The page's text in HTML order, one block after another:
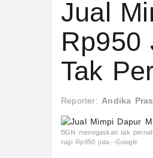
Jual
Rp950
Tak
Reporter:Andika
BGN menegaskan tak
rugi Rp950 juta.--Google